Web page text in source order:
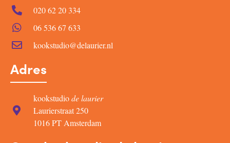
020 62 20 334
06 536 67 633
kookstudio@delaurier.nl
Adres
kookstudiode laurier
Laurierstraat 250
1016 PT Amsterdam